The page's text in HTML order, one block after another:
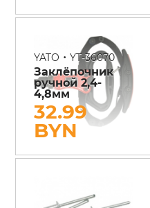
YATO • YT-36070
Заклёпочник
ручной 2,4-
4,8мм
32.99
BYN